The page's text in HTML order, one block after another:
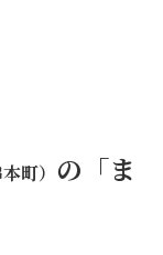
町） の「ま